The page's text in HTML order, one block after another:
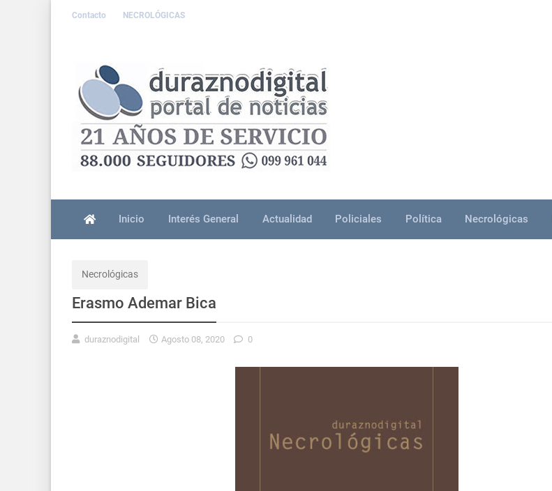
Contacto NECROLÓGICAS
Inicio Interés General Actualidad Policiales Política Necrológicas
Necrológicas
Erasmo Ademar Bica
duraznodigital Agosto 08, 2020 0